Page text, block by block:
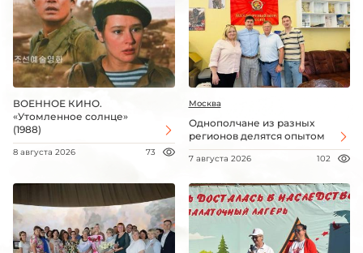
ВОЕННОЕ КИНО.
«Утомленное солнце»
(1988)
8 августа 2026 73
Москва
Однополчане из разных
регионов делятся опытом
7 августа 2026 102